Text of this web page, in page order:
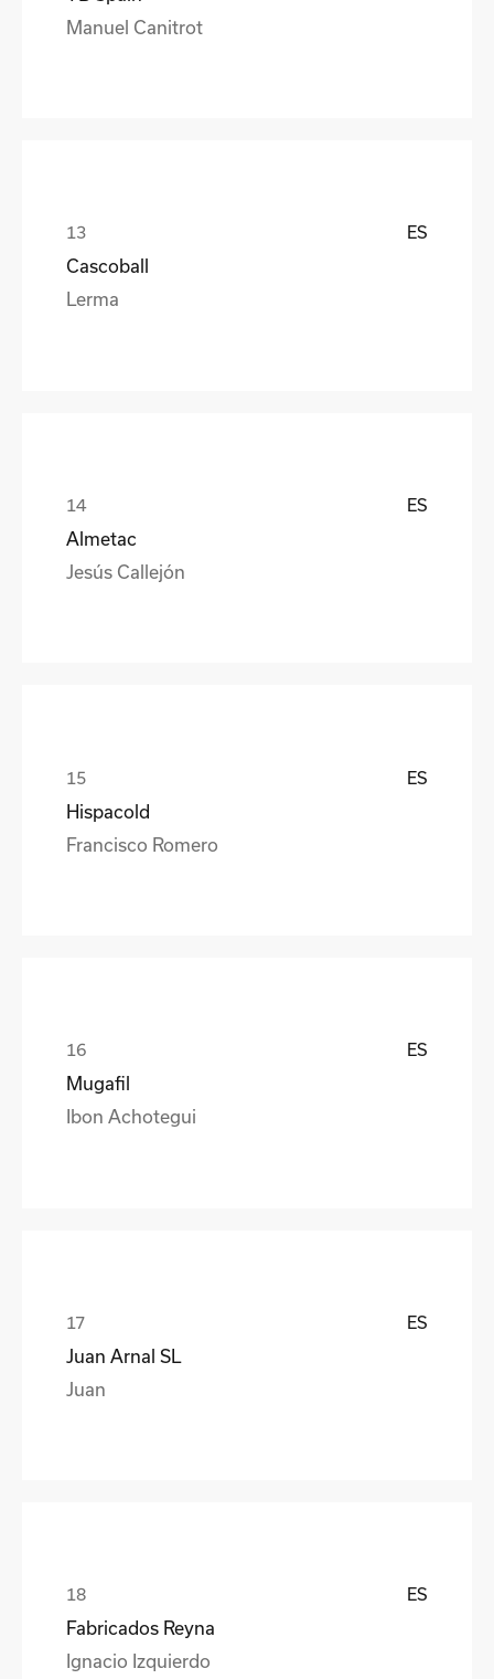
Manuel Canitrot
ES
Cascoball
Lerma
ES
Almetac
Jesús Callejón
ES
Hispacold
Francisco Romero
ES
Mugafil
Ibon Achotegui
ES
Juan Arnal SL
Juan
ES
Fabricados Reyna
Ignacio Izquierdo